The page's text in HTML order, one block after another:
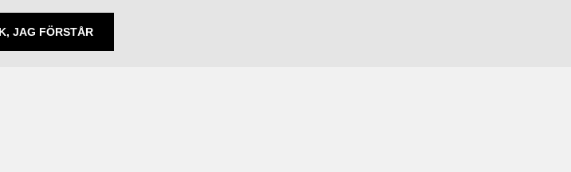
JAG FÖRSTÅR